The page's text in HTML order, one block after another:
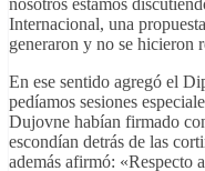
nosotros estamos
Internacional, una
generaron y no se hicieron
En ese sentido agregó el
pedíamos sesiones
Dujovne habían firmado
escondían detrás de las
además afirmó: «Respecto